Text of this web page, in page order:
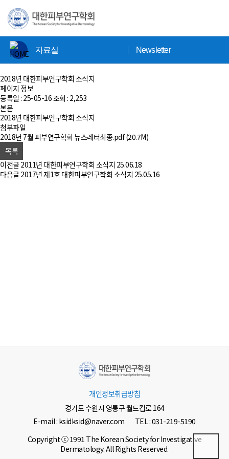
자료실 Newsletter
2018년 대한피부연구학회 소식지
페이지 정보
등록일 : 25-05-16조회 : 2,253
본문
2018년 대한피부연구학회 소식지
첨부파일
2018년 7월 피부연구학회 뉴스레터최종.pdf(20.7M)
목록
이전글2011년 대한피부연구학회 소식지 25.06.18
다음글2017년 제1호 대한피부연구학회 소식지 25.05.16
개인정보취급방침
경기도 수원시 영통구 월드컵로 164
E-mail : ksidksid@naver.com
TEL : 031-219-5190
Copyright ⓒ 1991 The Korean Society for Investigative
Dermatology. All Rights Reserved.